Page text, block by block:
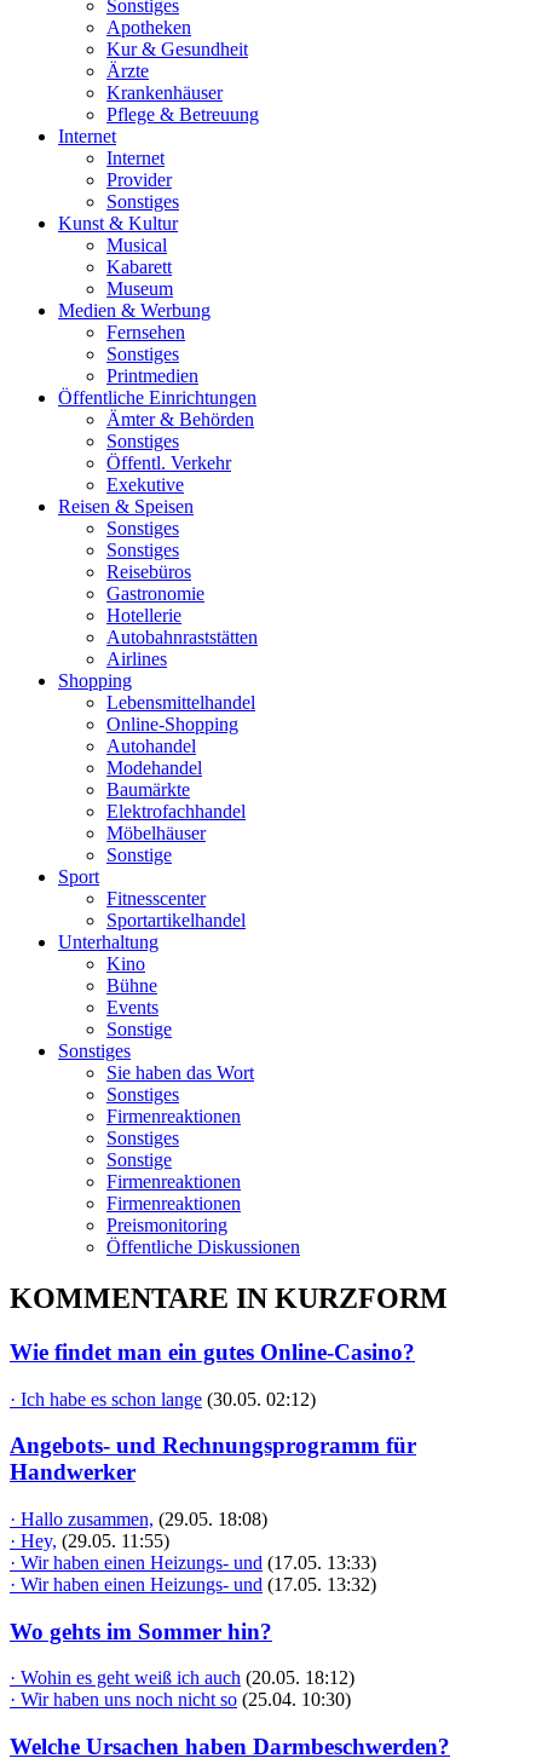
Sonstiges
Apotheken
Kur & Gesundheit
Ärzte
Krankenhäuser
Pflege & Betreuung
Internet
Internet
Provider
Sonstiges
Kunst & Kultur
Musical
Kabarett
Museum
Medien & Werbung
Fernsehen
Sonstiges
Printmedien
Öffentliche Einrichtungen
Ämter & Behörden
Sonstiges
Öffentl. Verkehr
Exekutive
Reisen & Speisen
Sonstiges
Sonstiges
Reisebüros
Gastronomie
Hotellerie
Autobahnraststätten
Airlines
Shopping
Lebensmittelhandel
Online-Shopping
Autohandel
Modehandel
Baumärkte
Elektrofachhandel
Möbelhäuser
Sonstige
Sport
Fitnesscenter
Sportartikelhandel
Unterhaltung
Kino
Bühne
Events
Sonstige
Sonstiges
Sie haben das Wort
Sonstiges
Firmenreaktionen
Sonstiges
Sonstige
Firmenreaktionen
Firmenreaktionen
Preismonitoring
Öffentliche Diskussionen
KOMMENTARE IN KURZFORM
Wie findet man ein gutes Online-Casino?
· Ich habe es schon lange (30.05. 02:12)
Angebots- und Rechnungsprogramm für
Handwerker
· Hallo zusammen, (29.05. 18:08)
· Hey, (29.05. 11:55)
· Wir haben einen Heizungs- und (17.05. 13:33)
· Wir haben einen Heizungs- und (17.05. 13:32)
Wo gehts im Sommer hin?
· Wohin es geht weiß ich auch (20.05. 18:12)
· Wir haben uns noch nicht so (25.04. 10:30)
Welche Ursachen haben Darmbeschwerden?